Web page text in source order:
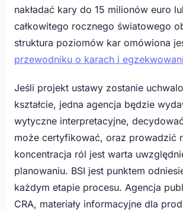
nakładać kary do 15 milionów euro
całkowitego rocznego światowego
struktura poziomów kar omówiona
przewodniku o karach i
Jeśli projekt ustawy zostanie
kształcie, jedna agencja będzie
wytyczne interpretacyjne,
może certyfikować, oraz prowadzić
koncentracja ról jest warta
planowaniu. BSI jest punktem
każdym etapie procesu. Agencja
CRA, materiały informacyjne dla